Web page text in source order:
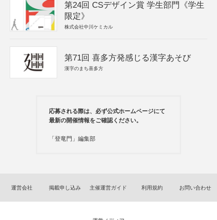
第24回 CSデザイン賞 学生部門《学生
限定》
株式会社中川ケミカル
第71回 喜多方発感じる漢字あそび
漢字のまち喜多方
応募される際は、必ず公式ホームページにて
最新の開催情報をご確認ください。
「登竜門」編集部
運営会社 掲載申し込み 主催運営ガイド 利用規約 お問い合わせ